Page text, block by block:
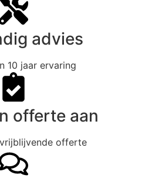
advies
10 jaar ervaring
offerte aan
offerte